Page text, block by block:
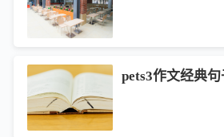
pets3作文经典